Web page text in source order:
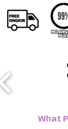
What